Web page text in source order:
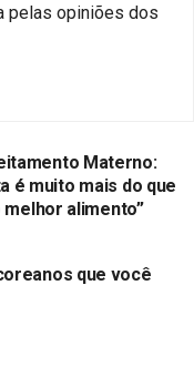
pelas opiniões dos
Materno:
é muito mais do que
alimento”
que você